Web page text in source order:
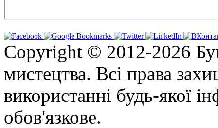
Copyright © 2012-2026
мистецтва. Всі права
використанні будь-якої
обов'язкове.